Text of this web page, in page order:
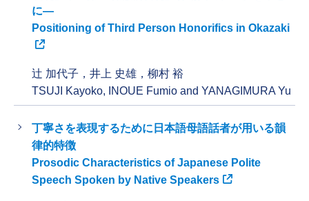
に―
Positioning of Third Person Honorifics in Okazaki
辻 加代子，井上 史雄，柳村 裕
TSUJI Kayoko, INOUE Fumio and YANAGIMURA Yu
丁寧さを表現するために日本語母語話者が用いる韻
律的特徴
Prosodic Characteristics of Japanese Polite
Speech Spoken by Native Speakers